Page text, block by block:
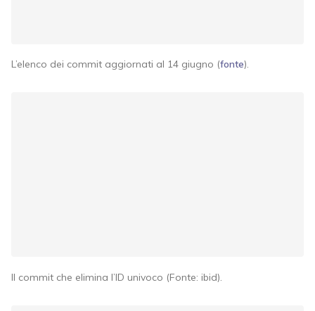
L’elenco dei commit aggiornati al 14 giugno (fonte).
Il commit che elimina l’ID univoco (Fonte: ibid).